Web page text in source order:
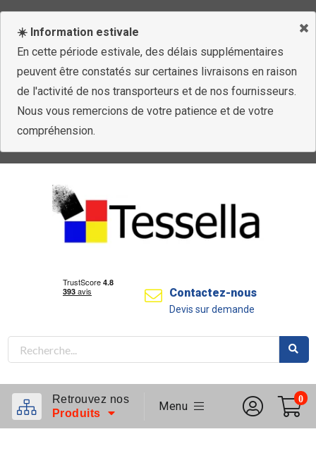
☀️ Information estivale
En cette période estivale, des délais supplémentaires
peuvent être constatés sur certaines livraisons en raison
de l'activité de nos transporteurs et de nos fournisseurs.
Nous vous remercions de votre patience et de votre
compréhension.
Contactez-nous
Devis sur demande
Retrouvez nos
Produits
Menu
0